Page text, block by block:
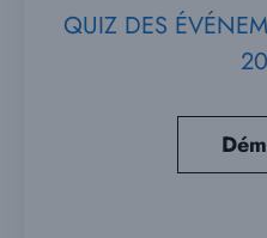
QUIZ DES